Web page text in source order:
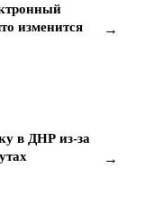
изменится
→
в ДНР из-за
→